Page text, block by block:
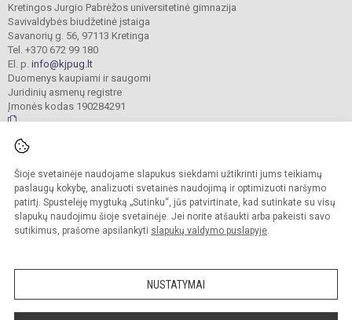
Šioje svetainėje naudojame slapukus siekdami užtikrinti jums teikiamų
paslaugų kokybę, analizuoti svetainės naudojimą ir optimizuoti naršymo
patirtį. Spustelėję mygtuką „Sutinku“, jūs patvirtinate, kad sutinkate su visų
slapukų naudojimu šioje svetainėje. Jei norite atšaukti arba pakeisti savo
sutikimus, prašome apsilankyti slapukų valdymo puslapyje.
NUSTATYMAI
Kretingos Jurgio Pabrėžos universitetinė gimnazija
Savivaldybės biudžetinė įstaiga
Savanorių g. 56, 97113 Kretinga
Tel. +370 672 99 180
El. p. info@kjpug.lt
Duomenys kaupiami ir saugomi
Juridinių asmenų registre
Įmonės kodas 190284291
saugomos.
Kopijuoti turinį be raštiško gimnazijos sutikimo griežtai draudžiama.
Versija neįgaliesiems Slapukų valdymas
Sumanus būdas atnaujinti